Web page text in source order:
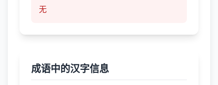
无
成语中的汉字信息